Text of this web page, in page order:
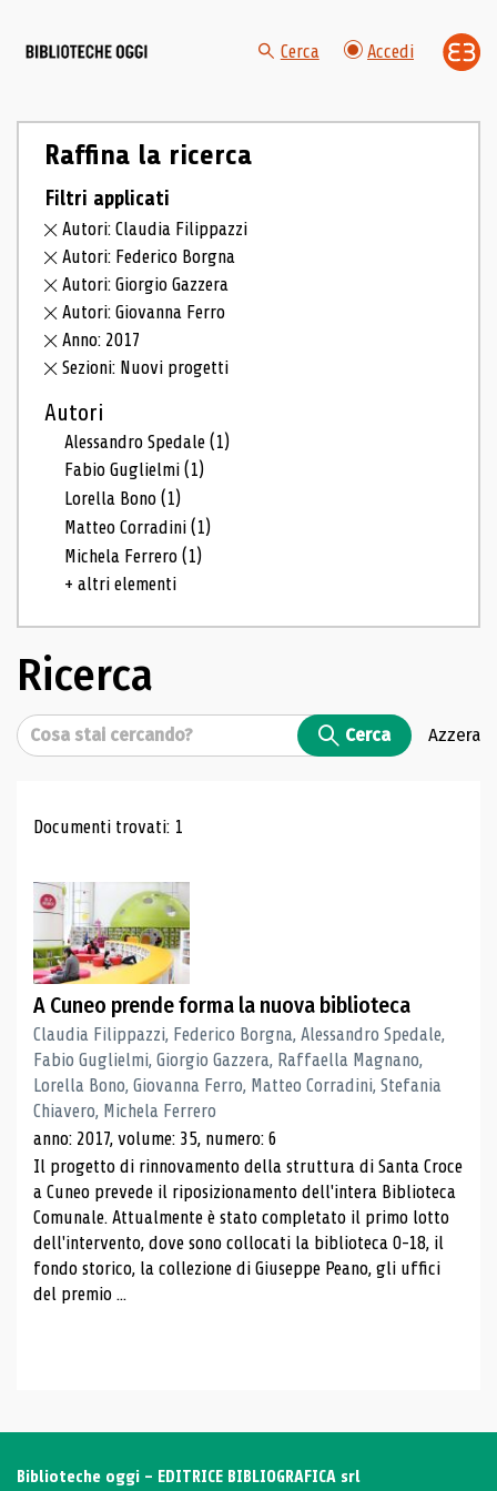
Cerca Accedi
Raffina la ricerca
Filtri applicati
Autori: Claudia Filippazzi
Autori: Federico Borgna
Autori: Giorgio Gazzera
Autori: Giovanna Ferro
Anno: 2017
Sezioni: Nuovi progetti
Autori
Alessandro Spedale(1)
Fabio Guglielmi(1)
Lorella Bono(1)
Matteo Corradini(1)
Michela Ferrero(1)
+ altri elementi
Ricerca
Cerca Cerca Azzera
Risultati di ricerca
Documenti trovati: 1
A Cuneo prende forma la nuova biblioteca
Claudia Filippazzi, Federico Borgna, Alessandro Spedale,
Fabio Guglielmi, Giorgio Gazzera, Raffaella Magnano,
Lorella Bono, Giovanna Ferro, Matteo Corradini, Stefania
Chiavero, Michela Ferrero
anno: 2017, volume: 35, numero: 6
Il progetto di rinnovamento della struttura di Santa Croce
a Cuneo prevede il riposizionamento dell'intera Biblioteca
Comunale. Attualmente è stato completato il primo lotto
dell'intervento, dove sono collocati la biblioteca 0-18, il
fondo storico, la collezione di Giuseppe Peano, gli uffici
del premio ...
Biblioteche oggi - EDITRICE BIBLIOGRAFICA srl